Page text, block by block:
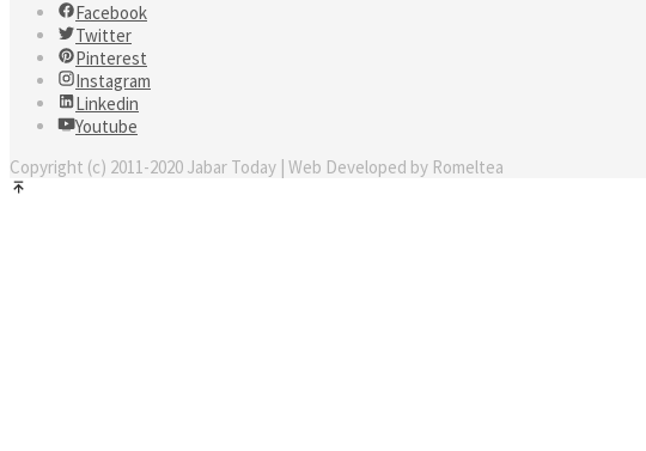
Facebook
Twitter
Pinterest
Instagram
Linkedin
Youtube
Copyright (c) 2011-2020 Jabar Today | Web Developed by Romeltea